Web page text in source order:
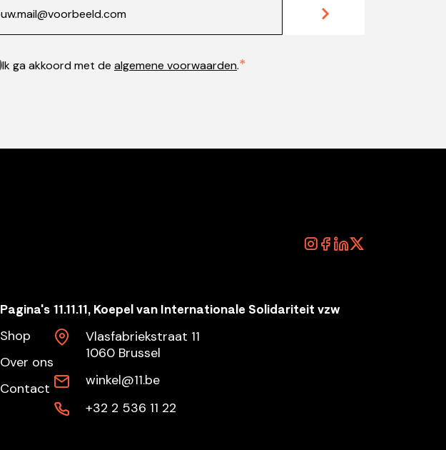
Ik ga akkoord met de algemene voorwaarden.
Pagina's
Shop
Over ons
Contact
11.11.11, Koepel van Internationale Solidariteit vzw
Vlasfabriekstraat 11
1060 Brussel
winkel@11.be
+32 2 536 11 22